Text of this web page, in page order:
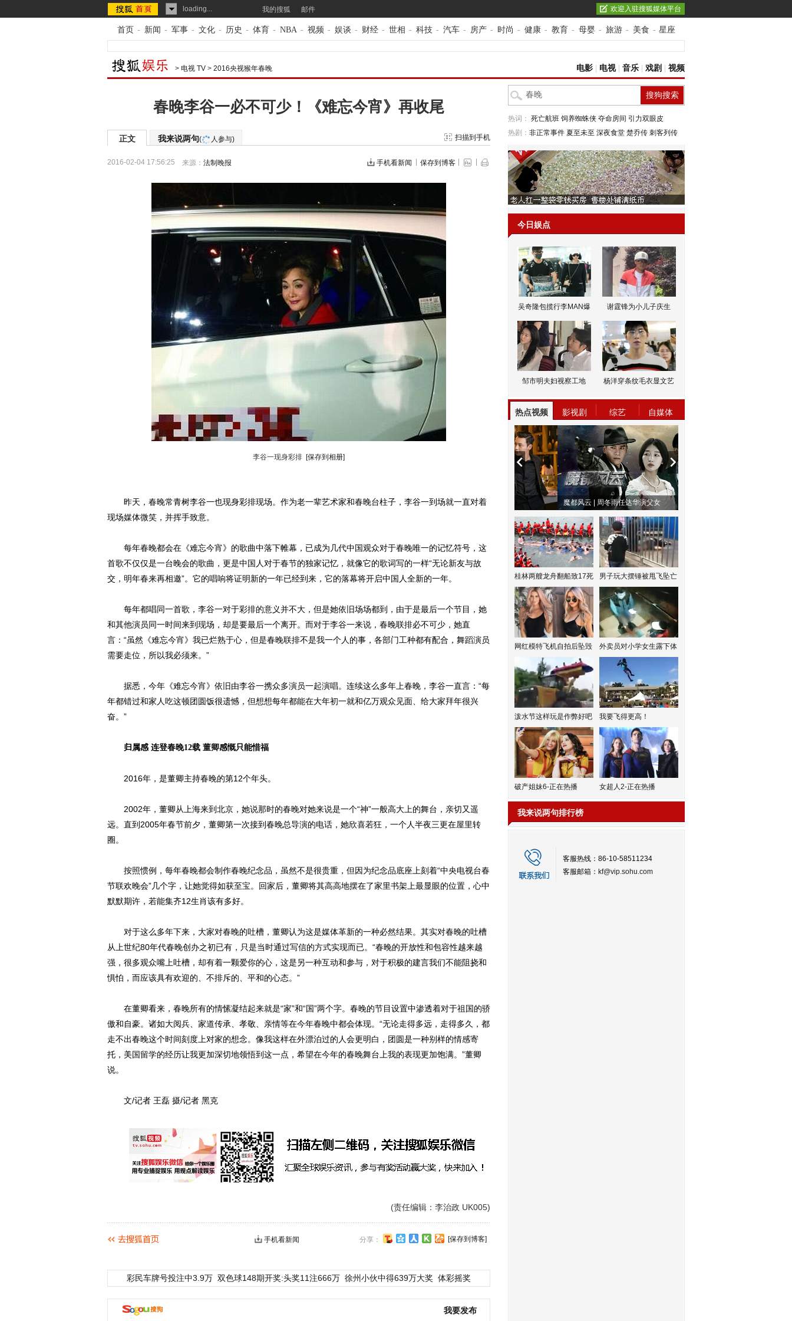
loading... 我的搜狐 邮件 欢迎入驻搜狐媒体平台
首页 - 新闻 - 军事 - 文化 - 历史 - 体育 - NBA - 视频 - 娱谈 - 财经 - 世相 - 科技 - 汽车 - 房产 - 时尚 - 健康 - 教育 - 母婴 - 旅游 - 美食 - 星座
> 电视 TV > 2016央视猴年春晚 电影 电视| 音乐 戏剧 视频
春晚李谷一必不可少！《难忘今宵》再收尾
正文 我来说两句( 人参与) 扫描到手机
2016-02-04 17:56:25 来源： 法制晚报 手机看新闻 保存到博客
李谷一现身彩排 [保存到相册]
昨天，春晚常青树李谷一也现身彩排现场。作为老一辈艺术家和春晚台柱子，李谷一到场就一直对着
现场媒体微笑，并挥手致意。
每年春晚都会在《难忘今宵》的歌曲中落下帷幕，已成为几代中国观众对于春晚唯一的记忆符号，这
首歌不仅仅是一台晚会的歌曲，更是中国人对于春节的独家记忆，就像它的歌词写的一样“无论新友与故
交，明年春来再相邀”。它的唱响将证明新的一年已经到来，它的落幕将开启中国人全新的一年。
每年都唱同一首歌，李谷一对于彩排的意义并不大，但是她依旧场场都到，由于是最后一个节目，她
和其他演员同一时间来到现场，却是要最后一个离开。而对于李谷一来说，春晚联排必不可少，她直
言：“虽然《难忘今宵》我已烂熟于心，但是春晚联排不是我一个人的事，各部门工种都有配合，舞蹈演员
需要走位，所以我必须来。”
据悉，今年《难忘今宵》依旧由李谷一携众多演员一起演唱。连续这么多年上春晚，李谷一直言：“每
年都错过和家人吃这顿团圆饭很遗憾，但想想每年都能在大年初一就和亿万观众见面、给大家拜年很兴
奋。”
归属感 连登春晚12载 董卿感慨只能惜福
2016年，是董卿主持春晚的第12个年头。
2002年，董卿从上海来到北京，她说那时的春晚对她来说是一个“神”一般高大上的舞台，亲切又遥
远。直到2005年春节前夕，董卿第一次接到春晚总导演的电话，她欣喜若狂，一个人半夜三更在屋里转
圈。
按照惯例，每年春晚都会制作春晚纪念品，虽然不是很贵重，但因为纪念品底座上刻着“中央电视台春
节联欢晚会”几个字，让她觉得如获至宝。回家后，董卿将其高高地摆在了家里书架上最显眼的位置，心中
默默期许，若能集齐12生肖该有多好。
对于这么多年下来，大家对春晚的吐槽，董卿认为这是媒体革新的一种必然结果。其实对春晚的吐槽
从上世纪80年代春晚创办之初已有，只是当时通过写信的方式实现而已。“春晚的开放性和包容性越来越
强，很多观众嘴上吐槽，却有着一颗爱你的心，这是另一种互动和参与，对于积极的建言我们不能阻挠和
惧怕，而应该具有欢迎的、不排斥的、平和的心态。”
在董卿看来，春晚所有的情愫凝结起来就是“家”和“国”两个字。春晚的节目设置中渗透着对于祖国的骄
傲和自豪。诸如大阅兵、家道传承、孝敬、亲情等在今年春晚中都会体现。“无论走得多远，走得多久，都
走不出春晚这个时间刻度上对家的想念。像我这样在外漂泊过的人会更明白，团圆是一种别样的情感寄
托，美国留学的经历让我更加深切地领悟到这一点，希望在今年的春晚舞台上我的表现更加饱满。”董卿
说。
文/记者 王磊 摄/记者 黑克
(责任编辑：李治政 UK005)
分享： [保存到博客]
手机看新闻
彩民车牌号投注中3.9万 双色球148期开奖:头奖11注666万 徐州小伙中得639万大奖 体彩摇奖
我要发布
热词： 死亡航班 饲养蜘蛛侠 夺命房间 引力双眼皮
热剧： 非正常事件 夏至未至 深夜食堂 楚乔传 刺客列传
今日娱点
吴奇隆包揽行李MAN爆 谢霆锋为小儿子庆生
邹市明夫妇视察工地 杨洋穿条纹毛衣显文艺
热点视频 影视剧 综艺 自媒体
动物系恋人啊 | 钟欣潼体验爱情哲学
桂林两艘龙舟翻船致17死 男子玩大摆锤被甩飞坠亡
网红模特飞机自拍后坠毁 外卖员对小学女生露下体
泼水节这样玩是作弊好吧 我要飞得更高！
破产姐妹6-正在热播 女超人2-正在热播
我来说两句排行榜
客服热线：86-10-58511234
客服邮箱： kf@vip.sohu.com